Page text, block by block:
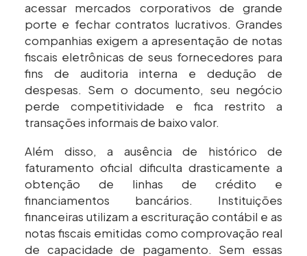
acessar mercados corporativos de grande
porte e fechar contratos lucrativos. Grandes
companhias exigem a apresentação de notas
fiscais eletrônicas de seus fornecedores para
fins de auditoria interna e dedução de
despesas. Sem o documento, seu negócio
perde competitividade e fica restrito a
transações informais de baixo valor.
Além disso, a ausência de histórico de
faturamento oficial dificulta drasticamente a
obtenção de linhas de crédito e
financiamentos bancários. Instituições
financeiras utilizam a escrituração contábil e as
notas fiscais emitidas como comprovação real
de capacidade de pagamento. Sem essas